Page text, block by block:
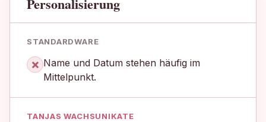
× Name und Datum stehen häufig im
Mittelpunkt.